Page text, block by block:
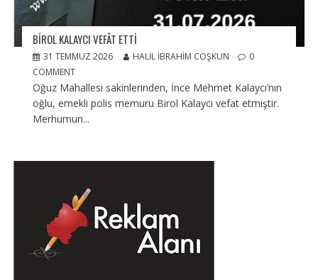
BIROL KALAYCI VEFÂT ETTI
31 TEMMUZ 2026 HALIL İBRAHIM COŞKUN
0
COMMENT
Oğuz Mahallesi sakinlerinden, İnce Mehmet Kalaycı’nın
oğlu, emekli polis memuru Birol Kalaycı vefat etmiştir.
Merhumun...